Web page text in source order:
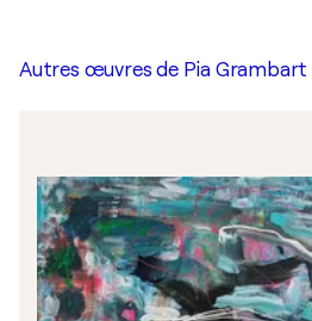
Autres œuvres de Pia Grambart